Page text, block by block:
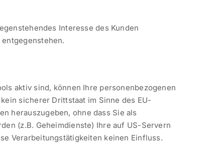
Interesse des Kunden
aktiv sind, können Ihre personenbezogenen
sicherer Drittstaat im Sinne des EU-
herauszugeben, ohne dass Sie als
(z.B. Geheimdienste) Ihre auf US-Servern
Verarbeitungstätigkeiten keinen Einfluss.